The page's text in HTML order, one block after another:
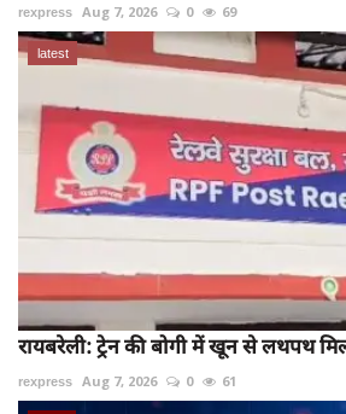
rexpress Aug 7, 2026 0 69
latest
रायबरेली: ट्रेन की बोगी में खून से लथपथ
rexpress Aug 7, 2026 0 61